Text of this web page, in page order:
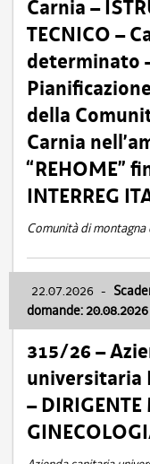
Carnia –
TECNICO –
determinato
della
Carnia
“REHOME”
INTERREG
Comunità di montagna
22.07.2026 -
domande: 20.08.2026
315/26 –
universitaria
–